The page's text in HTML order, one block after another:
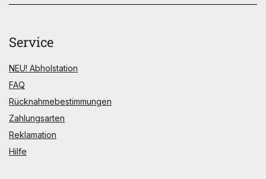
Service
NEU! Abholstation
FAQ
Rücknahmebestimmungen
Zahlungsarten
Reklamation
Hilfe